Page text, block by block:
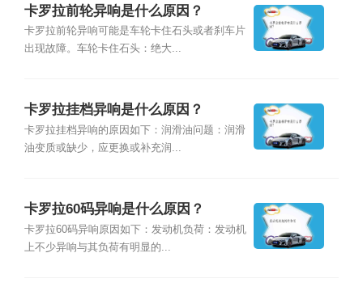
卡罗拉前轮异响是什么原因？
卡罗拉前轮异响可能是车轮卡住石头或者刹车片
出现故障。车轮卡住石头：绝大...
卡罗拉挂档异响是什么原因？
卡罗拉挂档异响的原因如下：润滑油问题：润滑
油变质或缺少，应更换或补充润...
卡罗拉60码异响是什么原因？
卡罗拉60码异响原因如下：发动机负荷：发动机
上不少异响与其负荷有明显的...